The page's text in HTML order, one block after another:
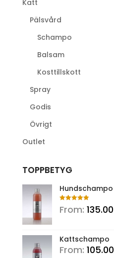
Katt
Pälsvård
Schampo
Balsam
Kosttillskott
Spray
Godis
Övrigt
Outlet
TOPPBETYG
Hundschampo
Rated
out of 5
From: 135.00
Kattschampo
From: 105.00